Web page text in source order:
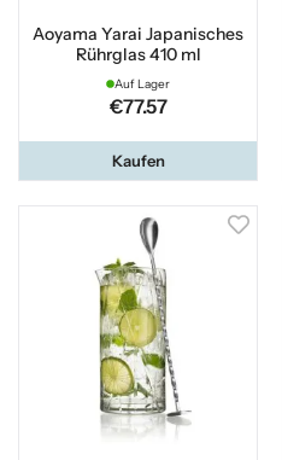
Aoyama Yarai Japanisches
Rührglas 410 ml
Auf Lager
€77.57
Kaufen